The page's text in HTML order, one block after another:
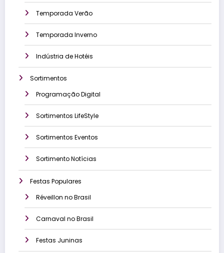
Temporada Verão
Temporada Inverno
Indústria de Hotéis
Sortimentos
Programação Digital
Sortimentos LifeStyle
Sortimentos Eventos
Sortimento Notícias
Festas Populares
Réveillon no Brasil
Carnaval no Brasil
Festas Juninas